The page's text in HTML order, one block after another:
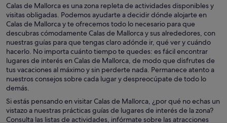
Calas de Mallorca es una zona repleta de actividades disponibles y
visitas obligadas. Podemos ayudarte a decidir dónde alojarte en
Calas de Mallorca y te ofrecemos todo lo necesario para que
descubras cómodamente Calas de Mallorca y sus alrededores, con
nuestras guías para que tengas claro adónde ir, qué ver y cuándo
hacerlo. No importa cuánto tiempo te quedes: es fácil encontrar
lugares de interés en Calas de Mallorca, de modo que disfrutes de
tus vacaciones al máximo y sin perderte nada. Permanece atento a
nuestros consejos sobre cada lugar y despreocúpate de todo lo
demás.
Si estás pensando en visitar Calas de Mallorca, ¿por qué no echas un
vistazo a nuestras prácticas guías de lugares de interés de la zona?
Consulta las listas de actividades, infórmate sobre las atracciones